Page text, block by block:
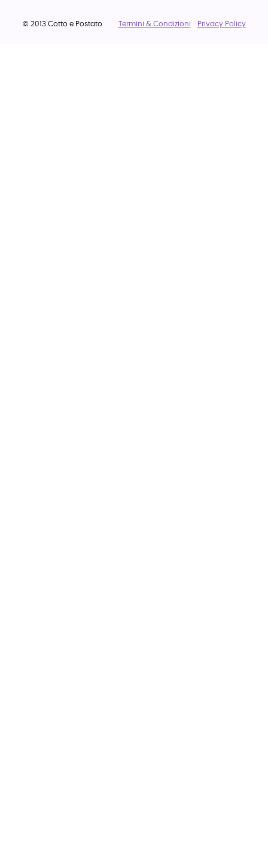
© 2013 Cotto e Postato Termini & Condizioni Privacy Policy